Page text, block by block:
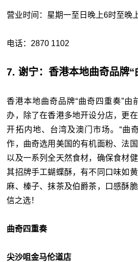
营业时间：星期一至日晚上6时至晚
电话：2870 1102
7. 谢宁：香港本地曲奇品牌“
香港本地曲奇品牌“曲奇四重奏”由
办，除了在香港多地开设分店，更
开拓内地、台湾及澳门市场。“曲
作，曲奇选用美国的有机面粉、法
以及一系列全天然食材，确保食材
其招牌手工蝴蝶酥，有不同口味如
麻、榛子、抹茶及伯爵茶，口感酥
信之选！
曲奇四重奏
尖沙咀金马伦道店